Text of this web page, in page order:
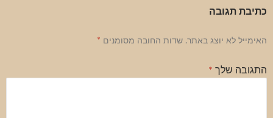
כתיבת תגובה
האימייל לא יוצג באתר. שדות החובה מסומנים *
התגובה שלך *